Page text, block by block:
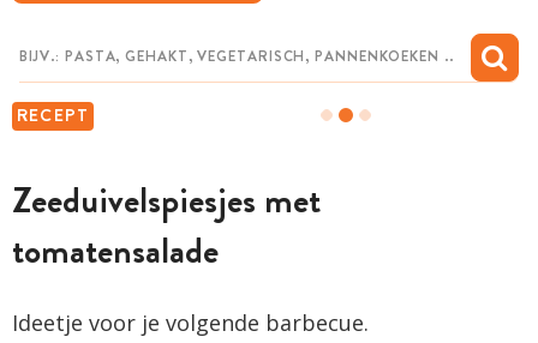
RECEPT
Zeeduivelspiesjes met
tomatensalade
Ideetje voor je volgende barbecue.
MIJN BEWAARDE RECEPTEN